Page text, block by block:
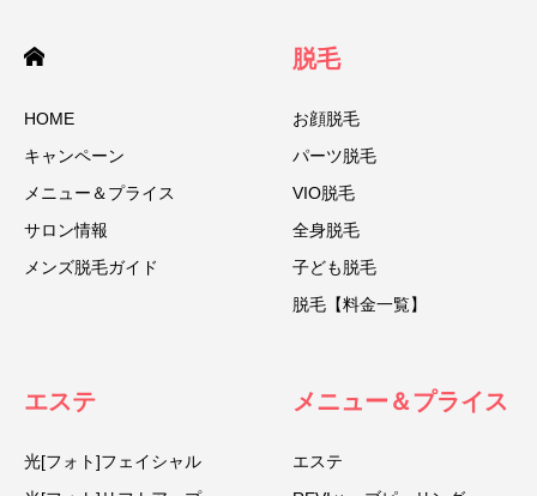
HOME
キャンペーン
メニュー＆プライス
サロン情報
メンズ脱毛ガイド
脱毛
お顔脱毛
パーツ脱毛
VIO脱毛
全身脱毛
子ども脱毛
脱毛【料金一覧】
エステ
光[フォト]フェイシャル
メニュー＆プライス
エステ